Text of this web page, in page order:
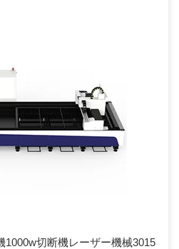
1000w切断機レーザー機械3015